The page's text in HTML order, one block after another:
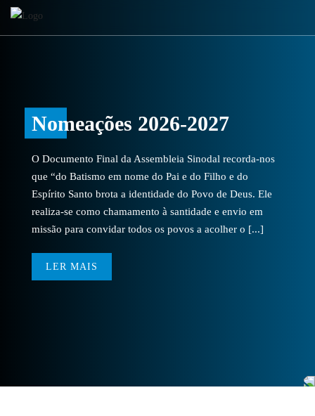
Nomeações 2026-2027
O Documento Final da Assembleia Sinodal recorda-nos
que “do Batismo em nome do Pai e do Filho e do
Espírito Santo brota a identidade do Povo de Deus. Ele
realiza-se como chamamento à santidade e envio em
missão para convidar todos os povos a acolher o [...]
LER MAIS